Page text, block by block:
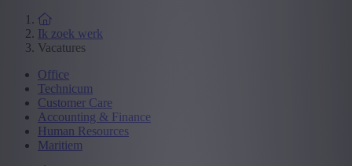
Ik zoek werk
Vacatures
Office
Technicum
Customer Care
Accounting & Finance
Human Resources
Maritiem